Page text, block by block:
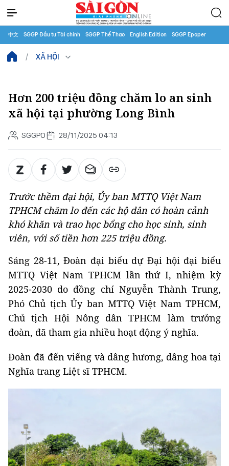
中文 SGGP Đầu tư Tài chính SGGP Thể Thao English Edition SGGP Epaper
XÃ HỘI
Hơn 200 triệu đồng chăm lo an sinh
xã hội tại phường Long Bình
SGGPO 28/11/2025 04:13
Trước thềm đại hội, Ủy ban MTTQ Việt Nam
TPHCM chăm lo đến các hộ dân có hoàn cảnh
khó khăn và trao học bổng cho học sinh, sinh
viên, với số tiền hơn 225 triệu đồng.
Sáng 28-11, Đoàn đại biểu dự Đại hội đại biểu
MTTQ Việt Nam TPHCM lần thứ I, nhiệm kỳ
2025-2030 do đồng chí Nguyễn Thành Trung,
Phó Chủ tịch Ủy ban MTTQ Việt Nam TPHCM,
Chủ tịch Hội Nông dân TPHCM làm trưởng
đoàn, đã tham gia nhiều hoạt động ý nghĩa.
Đoàn đã đến viếng và dâng hương, dâng hoa tại
Nghĩa trang Liệt sĩ TPHCM.